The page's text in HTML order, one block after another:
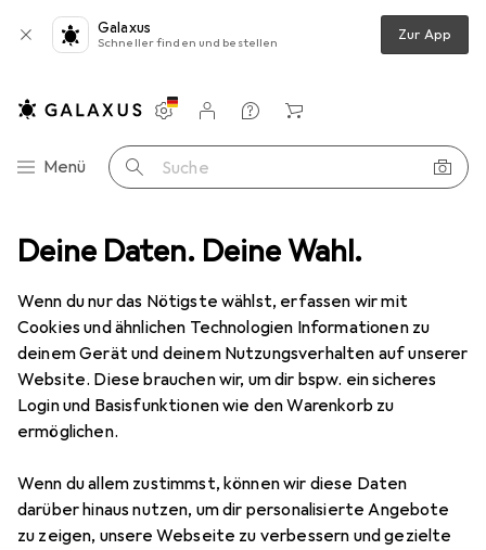
Deine Daten. Deine Wahl.
Wenn du nur das Nötigste wählst, erfassen wir mit
Cookies und ähnlichen Technologien Informationen zu
deinem Gerät und deinem Nutzungsverhalten auf unserer
Website. Diese brauchen wir, um dir bspw. ein sicheres
Login und Basisfunktionen wie den Warenkorb zu
ermöglichen.
Wenn du allem zustimmst, können wir diese Daten
darüber hinaus nutzen, um dir personalisierte Angebote
zu zeigen, unsere Webseite zu verbessern und gezielte
Galaxus
Schneller finden und bestellen Zur App
Navigation nach Kategorien
Menü Suche
Einstellungen
Kundenkonto
Vergleichslisten
Merklisten
Warenkorb
Smartphone Schutzfolie Dipos Displayschutzfolie Full-Cover 3D
5 Bilder
DiposDisplayschutzfolie Full-Cover
Samsung Galaxy A52
Preis in EUR inkl. MwSt.
EUR
12,99